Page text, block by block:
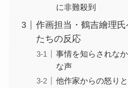
に非難殺到
作画担当・鶴吉繪理
たちの反応
事情を知らされな
な声
他作家からの怒り